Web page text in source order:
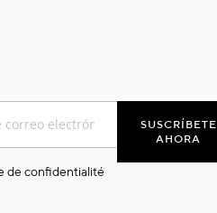
SUSCRÍBETE
AHORA
de confidentialité